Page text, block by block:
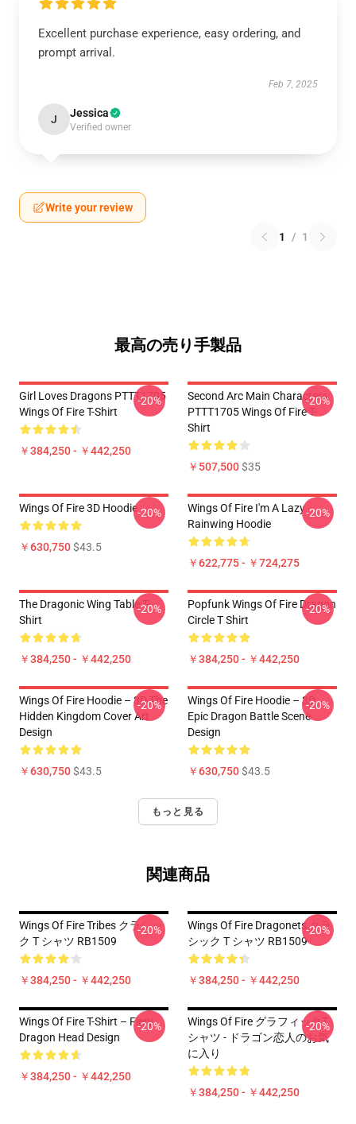
Excellent purchase experience, easy ordering, and
prompt arrival.
Feb 7, 2025
J Jessica
Verified owner
Write your review
1 / 1
最高の売り手製品
Girl Loves Dragons PTTT1705
Wings Of Fire T-Shirt
￥384,250 - ￥442,250
-20%
Second Arc Main Characters
PTTT1705 Wings Of Fire T-
Shirt
￥507,500$35
-20%
Wings Of Fire 3D Hoodie
￥630,750$43.5
-20%
Wings Of Fire I'm A Lazy
Rainwing Hoodie
￥622,775 - ￥724,275
-20%
The Dragonic Wing Table T-
Shirt
￥384,250 - ￥442,250
-20%
Popfunk Wings Of Fire Dragon
Circle T Shirt
￥384,250 - ￥442,250
-20%
Wings Of Fire Hoodie – 3D The
Hidden Kingdom Cover Art
Design
￥630,750$43.5
-20%
Wings Of Fire Hoodie – 3D
Epic Dragon Battle Scene
Design
￥630,750$43.5
-20%
もっと見る
関連商品
Wings Of Fire Tribes クラシッ
ク T シャツ RB1509
￥384,250 - ￥442,250
-20%
Wings Of Fire Dragonets クラ
シック T シャツ RB1509
￥384,250 - ￥442,250
-20%
Wings Of Fire T-Shirt – Fiery
Dragon Head Design
￥384,250 - ￥442,250
-20%
Wings Of Fire グラフィックT
シャツ - ドラゴン恋人のお気
に入り
￥384,250 - ￥442,250
-20%